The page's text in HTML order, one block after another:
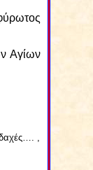
Αγίων
,